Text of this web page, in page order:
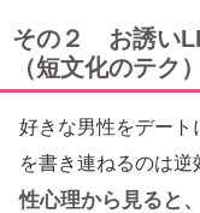
その２ お誘い
（短文化のテク）
好きな男性をデート
を書き連ねるのは逆
性心理から見ると